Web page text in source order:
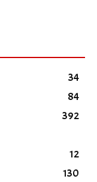
34
84
392
12
130